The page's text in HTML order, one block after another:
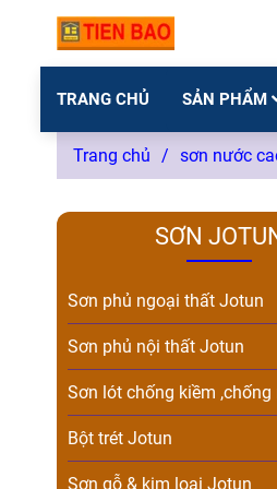
TRANG CHỦ SẢN PHẨM
Trang chủ / sơn nước
SƠN
Sơn phủ ngoại thất Jotun
Sơn phủ nội thất Jotun
Sơn lót chống kiềm ,chống
Bột trét Jotun
Sơn gỗ & kim loại Jotun